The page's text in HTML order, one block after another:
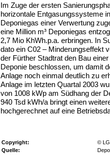
Im Zuge der ersten
horizontale Entgasungssysteme
Deponiegas einer Verwertung
eine Million m³ Deponiegas
2,7 Mio KhWh.p.a. erbringen. In
dato ein C02 – Minderungseffekt
der Fürther Stadtrat den Bau
Deponie beschlossen, um damit
Anlage noch einmal deutlich zu
Anlage im letzten Quartal 2003
von 1008 kWp am Südhang der
940 Tsd kWh/a bringt einen
hochgerechnet auf eine
Copyright:
©
Quelle: